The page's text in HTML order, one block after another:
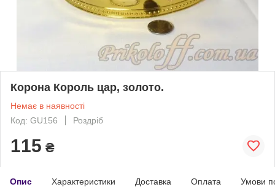
Корона Король цар, золото.
Немає в наявності
Код: GU156
Роздріб
115 ₴
Опис Характеристики Доставка Оплата Умови